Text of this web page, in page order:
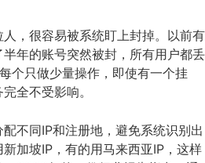
，很容易被系统盯上封掉。以前有
年的账号突然被封，所有用户都丢
个只做少量操作，即使有一个挂
全不受影响。
不同IP和注册地，避免系统识别出
加坡IP，有的用马来西亚IP，这样